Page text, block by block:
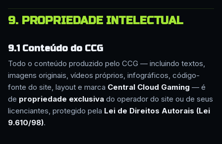
9. PROPRIEDADE INTELECTUAL
9.1 Conteúdo do CCG
Todo o conteúdo produzido pelo CCG — incluindo textos,
imagens originais, vídeos próprios, infográficos, código-
fonte do site, layout e marca Central Cloud Gaming — é
de propriedade exclusiva do operador do site ou de seus
licenciantes, protegido pela Lei de Direitos Autorais (Lei
9.610/98).